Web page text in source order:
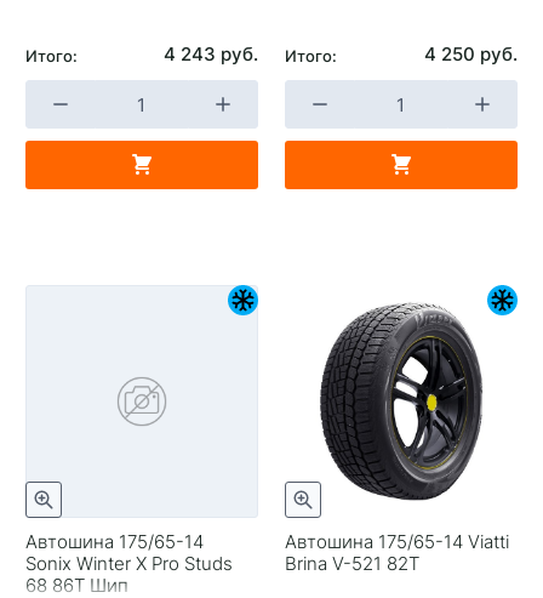
Итого: 4 243 руб. Итого: 4 250 руб.
Автошина 175/65-14
Sonix Winter X Pro Studs
68 86T Шип
Автошина 175/65-14 Viatti
Brina V-521 82T